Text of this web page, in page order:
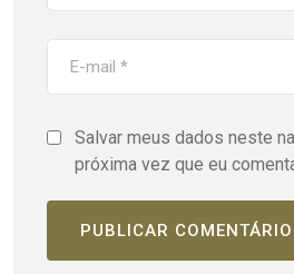
Salvar meus dados neste
próxima vez que eu